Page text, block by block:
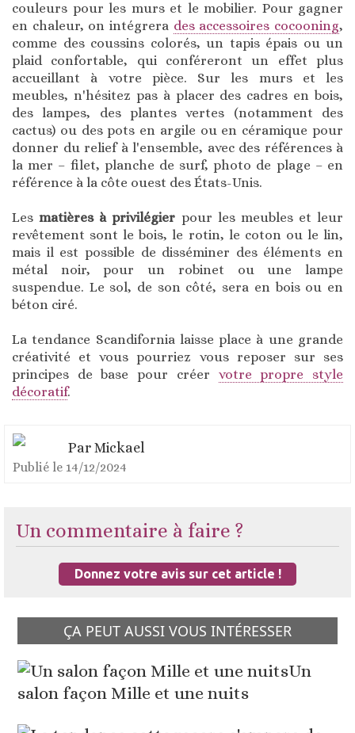
couleurs pour les murs et le mobilier. Pour gagner
en chaleur, on intégrera des accessoires cocooning,
comme des coussins colorés, un tapis épais ou un
plaid confortable, qui conféreront un effet plus
accueillant à votre pièce. Sur les murs et les
meubles, n'hésitez pas à placer des cadres en bois,
des lampes, des plantes vertes (notamment des
cactus) ou des pots en argile ou en céramique pour
donner du relief à l'ensemble, avec des références à
la mer – filet, planche de surf, photo de plage – en
référence à la côte ouest des États-Unis.
Lesmatières à privilégier pour les meubles et leur
revêtement sont le bois, le rotin, le coton ou le lin,
mais il est possible de disséminer des éléments en
métal noir, pour un robinet ou une lampe
suspendue. Le sol, de son côté, sera en bois ou en
béton ciré.
La tendance Scandifornia laisse place à une grande
créativité et vous pourriez vous reposer sur ses
principes de base pour créer votre propre style
décoratif.
Par Mickael
Publié le 14/12/2024
Un commentaire à faire ?
Donnez votre avis sur cet article !
ÇA PEUT AUSSI VOUS INTÉRESSER
Un
salon façon Mille et une nuits